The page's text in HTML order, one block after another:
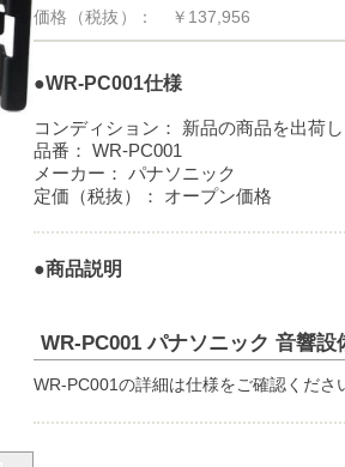
価格（税抜）：
￥137,956
●WR-PC001仕様
コンディション：
新品の商品を出荷し
品番： WR-PC001
メーカー： パナソニック
定価（税抜）：
オープン価格
●商品説明
WR-PC001 パナソニック 音響
WR-PC001の詳細は仕様をご確認くださ